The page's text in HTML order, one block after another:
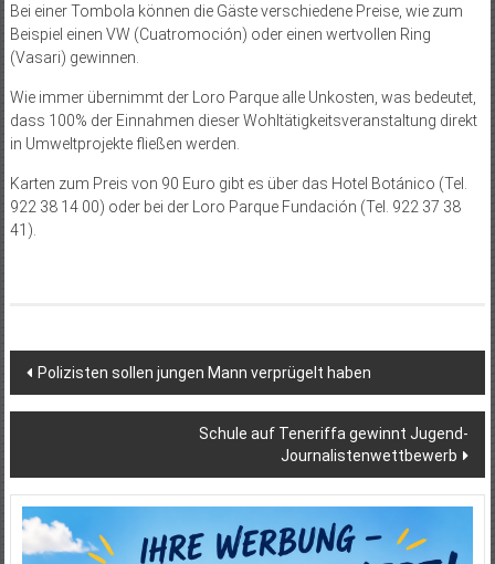
Bei einer Tombola können die Gäste verschiedene Preise, wie zum
Beispiel einen VW (Cuatromoción) oder einen wertvollen Ring
(Vasari) gewinnen.
Wie immer übernimmt der Loro Parque alle Unkosten, was bedeutet,
dass 100% der Einnahmen dieser Wohltätigkeitsveranstaltung direkt
in Umweltprojekte fließen werden.
Karten zum Preis von 90 Euro gibt es über das Hotel Botánico (Tel.
922 38 14 00) oder bei der Loro Parque Fundación (Tel. 922 37 38
41).
Beitragsnavigation
Polizisten sollen jungen Mann verprügelt haben
Schule auf Teneriffa gewinnt Jugend-
Journalistenwettbewerb